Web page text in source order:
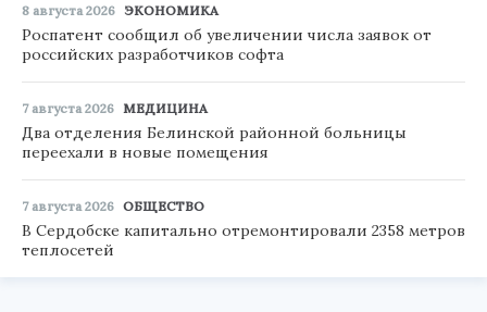
8 августа 2026 ЭКОНОМИКА
Роспатент сообщил об увеличении числа заявок от
российских разработчиков софта
7 августа 2026 МЕДИЦИНА
Два отделения Белинской районной больницы
переехали в новые помещения
7 августа 2026 ОБЩЕСТВО
В Сердобске капитально отремонтировали 2358 метров
теплосетей